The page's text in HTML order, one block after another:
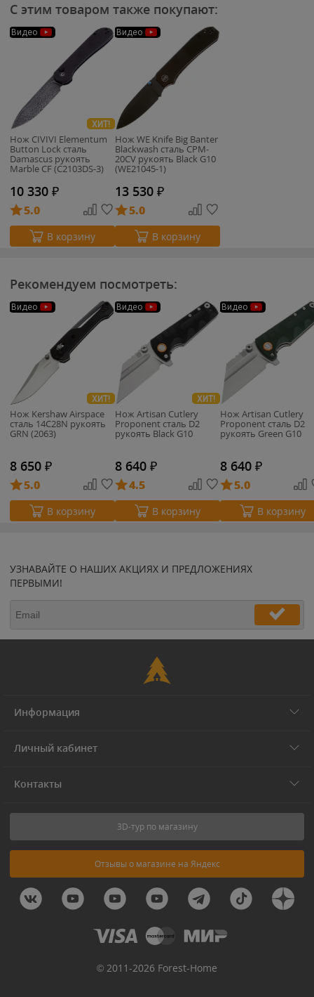
С этим товаром также покупают:
Видео
ХИТ!
Нож CIVIVI Elementum
Button Lock сталь
Damascus рукоять
Marble CF (C2103DS-3)
10 330 ₽
5.0
В корзину
Видео
Нож WE Knife Big Banter
Blackwash сталь CPM-
20CV рукоять Black G10
(WE21045-1)
13 530 ₽
5.0
В корзину
Рекомендуем посмотреть:
Видео
ХИТ!
Нож Kershaw Airspace
cталь 14C28N рукоять
GRN (2063)
8 650 ₽
5.0
В корзину
Видео
ХИТ!
Нож Artisan Cutlery
Proponent сталь D2
рукоять Black G10
8 640 ₽
4.5
В корзину
Видео
Нож Artisan Cutlery
Proponent сталь D2
рукоять Green G10
8 640 ₽
5.0
В корзину
УЗНАВАЙТЕ О НАШИХ АКЦИЯХ И ПРЕДЛОЖЕНИЯХ
ПЕРВЫМИ!
Информация
Личный кабинет
Контакты
3D-тур по магазину
Отзывы о магазине на Яндекс
© 2011-2026 Forest-Home